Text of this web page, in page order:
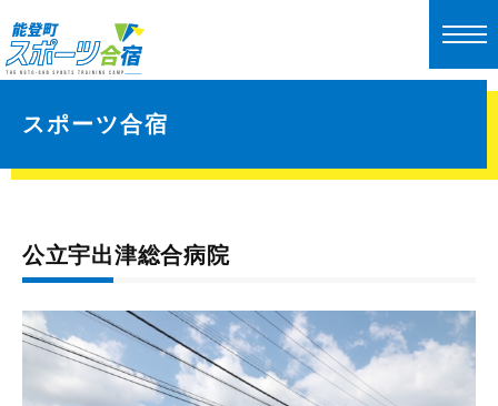
スポーツ合宿
公立宇出津総合病院